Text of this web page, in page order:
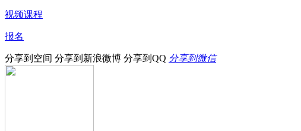
视频课程
报名
分享到空间 分享到新浪微博 分享到QQ 分享到微信